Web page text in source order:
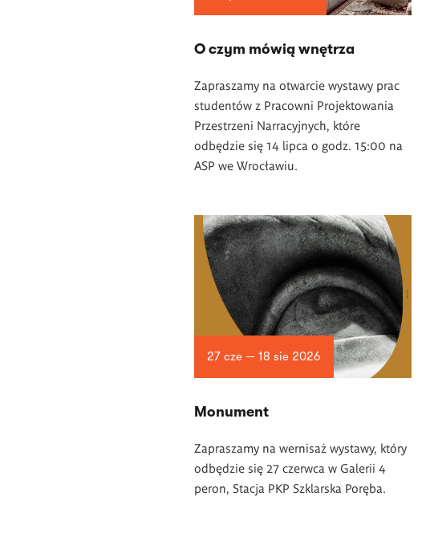
O czym mówią wnętrza
Zapraszamy na otwarcie wystawy prac
studentów z Pracowni Projektowania
Przestrzeni Narracyjnych, które
odbędzie się 14 lipca o godz. 15:00 na
ASP we Wrocławiu.
27 cze — 18 sie 2026
Monument
Zapraszamy na wernisaż wystawy, który
odbędzie się 27 czerwca w Galerii 4
peron, Stacja PKP Szklarska Poręba.